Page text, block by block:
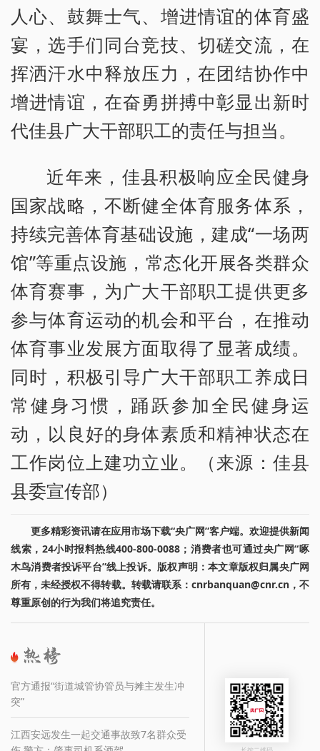
人心、鼓舞士气、增进情谊的体育盛
宴，选手们同台竞技、切磋交流，在
挥洒汗水中释放压力，在团结协作中
增进情谊，在奋勇拼搏中彰显出新时
代佳县广大干部职工的责任与担当。
近年来，佳县积极响应全民健身
国家战略，不断健全体育服务体系，
持续完善体育基础设施，建成“一场两
馆”等重点设施，常态化开展各类群众
体育赛事，为广大干部职工提供更多
参与体育运动的机会和平台，在推动
体育事业发展方面取得了显著成绩。
同时，积极引导广大干部职工养成日
常健身习惯，踊跃参加全民健身运
动，以良好的身体素质和精神状态在
工作岗位上建功立业。（来源：佳县
县委宣传部）
更多精彩资讯请在应用市场下载“央广网”客户端。欢迎提供新闻
线索，24小时报料热线400-800-0088；消费者也可通过央广网“啄
木鸟消费者投诉平台”线上投诉。版权声明：本文章版权归属央广网
所有，未经授权不得转载。转载请联系：cnrbanquan@cnr.cn，不
尊重原创的行为我们将追究责任。
官方通报“街道城管协管员与摊主发生冲
突”
江西安远发生一起交通事故致7名群众受